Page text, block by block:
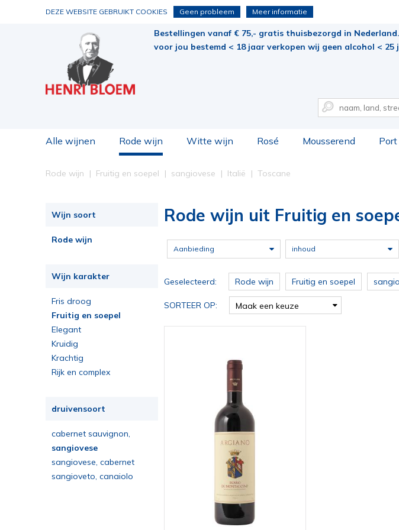
DEZE WEBSITE GEBRUIKT COOKIES Geen probleem Meer informatie
Bestellingen vanaf € 75,- gratis thuisbezorgd in
voor jou bestemd < 18 jaar verkopen wij geen alcohol <
Alle wijnen Rode wijn Witte wijn Rosé Mousserend Port
Rode wijn Fruitig en soepel sangiovese Italië Toscane
Wijn soort
Rode wijn
Wijn karakter
Fris droog
Fruitig en soepel
Elegant
Kruidig
Krachtig
Rijk en complex
druivensoort
cabernet sauvignon,
merlot, syrah, sangiovese
sangiovese
sangiovese, cabernet
sauvignon, merlot
sangioveto, canaiolo
Rode wijn uit Fruitig en
Aanbieding inhoud
Geselecteerd: Rode wijn Fruitig en soepel
SORTEER OP: Maak een keuze